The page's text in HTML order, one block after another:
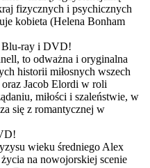
fizycznych i psychicznych
kobieta (Helena Bonham
Blu-ray i DVD!
to odważna i oryginalna
historii miłosnych wszech
Jacob Elordi w roli
miłości i szaleństwie, w
się z romantycznej w
wieku średniego Alex
na nowojorskiej scenie